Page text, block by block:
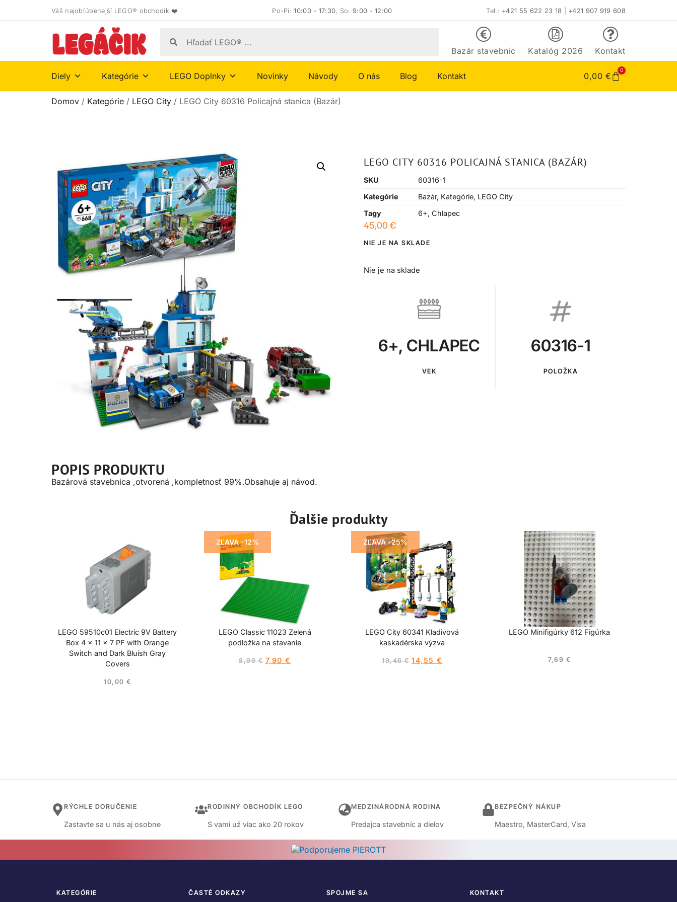
Váš najobľúbenejší LEGO® obchodík ❤️ Po-Pi:10:00 - 17:30, So:9:00 - 12:00 Tel.: +421 55 622 23 18 +421 907 919 608
Bazár stavebníc Katalóg 2026 Kontakt
Diely Kategórie LEGO Doplnky Novinky Návody O nás Blog Kontakt 0,00 €
0
Domov / Kategórie / LEGO City / LEGO City 60316 Policajná stanica (Bazár)
LEGO CITY 60316 POLICAJNÁ STANICA (BAZÁR)
SKU
60316-1
Kategórie
Bazár, Kategórie, LEGO City
Tagy
6+, Chlapec
45,00 €
NIE JE NA SKLADE
Nie je na sklade
6+, CHLAPEC
VEK
60316-1
POLOŽKA
POPIS PRODUKTU
Bazárová stavebnica ,otvorená ,kompletnosť 99%.Obsahuje aj návod.
Ďalšie produkty
LEGO 59510c01 Electric 9V Battery
Box 4 x 11 x 7 PF with Orange
Switch and Dark Bluish Gray
Covers
10,00 €
ZĽAVA -12%
LEGO Classic 11023 Zelená
podložka na stavanie
8,99€ 7,90 €
ZĽAVA -25%
LEGO City 60341 Kladivová
kaskadérska výzva
19,46€ 14,55 €
LEGO Minifigúrky 612 Figúrka
7,69 €
RÝCHLE DORUČENIE
Zastavte sa u nás aj osobne
RODINNÝ OBCHODÍK LEGO
S vami už viac ako 20 rokov
MEDZINÁRODNÁ RODINA
Predajca stavebníc a dielov
BEZPEČNÝ NÁKUP
Maestro, MasterCard, Visa
KATEGÓRIE ČASTÉ ODKAZY SPOJME SA KONTAKT